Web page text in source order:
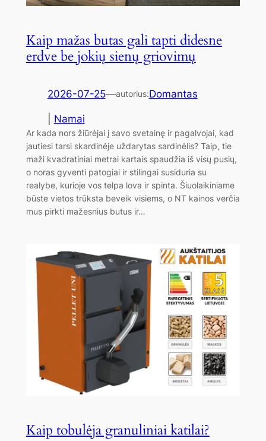
Kaip mažas butas gali tapti didesne
erdve be jokių sienų griovimų
2026-07-25—autorius:Domantas
Namai
Ar kada nors žiūrėjai į savo svetainę ir pagalvojai, kad
jautiesi tarsi skardinėje uždarytas sardinėlis? Taip, tie
maži kvadratiniai metrai kartais spaudžia iš visų pusių,
o noras gyventi patogiai ir stilingai susiduria su
realybe, kurioje vos telpa lova ir spinta. Šiuolaikiniame
būste vietos trūksta beveik visiems, o NT kainos verčia
mus pirkti mažesnius butus ir…
Kaip tobulėja granuliniai katilai?